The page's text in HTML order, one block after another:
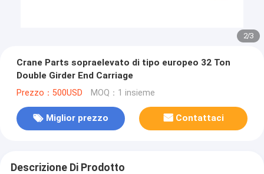
2/3
Crane Parts sopraelevato di tipo europeo 32 Ton
Double Girder End Carriage
Prezzo：500USD MOQ：1 insieme
Miglior prezzo Contattaci
Descrizione Di Prodotto